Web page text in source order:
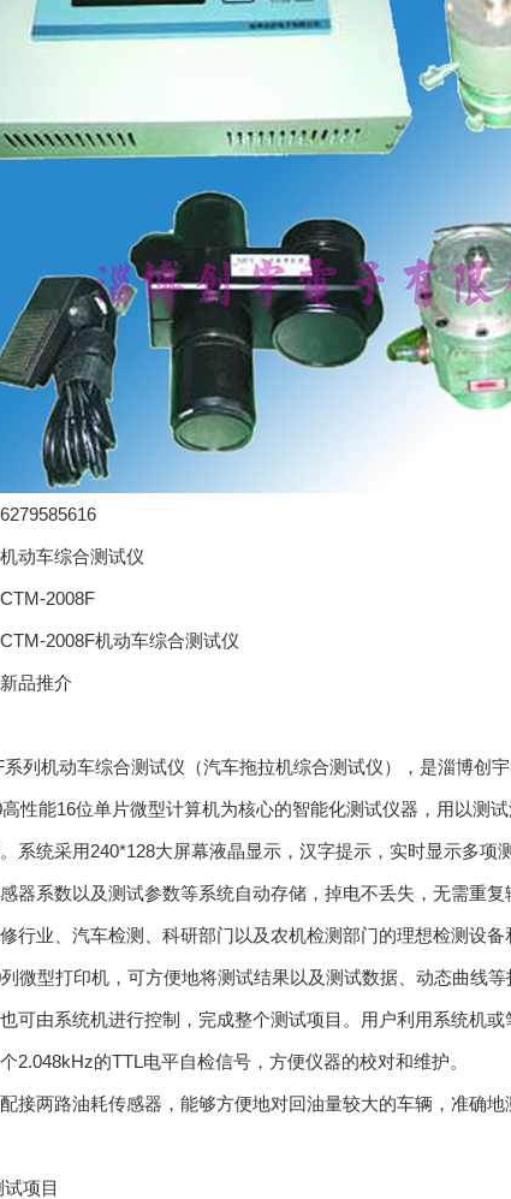
动车综合测试仪
2008F
2008F机动车综合测试仪
品推介
系列机动车综合测试仪（汽车拖拉机综合测试仪），是淄博创
性能16位单片微型计算机为核心的智能化测试仪器，用以测
系统采用240*128大屏幕液晶显示，汉字提示，实时显示多
器系数以及测试参数等系统自动存储，掉电不丢失，无需重
行业、汽车检测、科研部门以及农机检测部门的理想检测设备
微型打印机，可方便地将测试结果以及测试数据、动态曲线
可由系统机进行控制，完成整个测试项目。用户利用系统机
2.048kHz的TTL电平自检信号，方便仪器的校对和维护。
接两路油耗传感器，能够方便地对回油量较大的车辆，准确地
项目